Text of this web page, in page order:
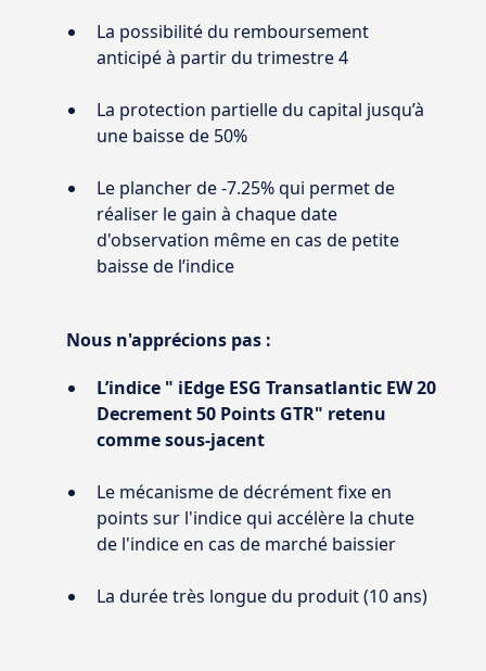
La possibilité du remboursement
anticipé à partir du trimestre 4
La protection partielle du capital jusqu’à
une baisse de 50%
Le plancher de -7.25% qui permet de
réaliser le gain à chaque date
d'observation même en cas de petite
baisse de l’indice
Nous n'apprécions pas :
L’indice " iEdge ESG Transatlantic EW 20
Decrement 50 Points GTR" retenu
comme sous-jacent
Le mécanisme de décrément fixe en
points sur l'indice qui accélère la chute
de l'indice en cas de marché baissier
La durée très longue du produit (10 ans)